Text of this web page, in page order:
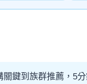
關鍵到族群推薦，5